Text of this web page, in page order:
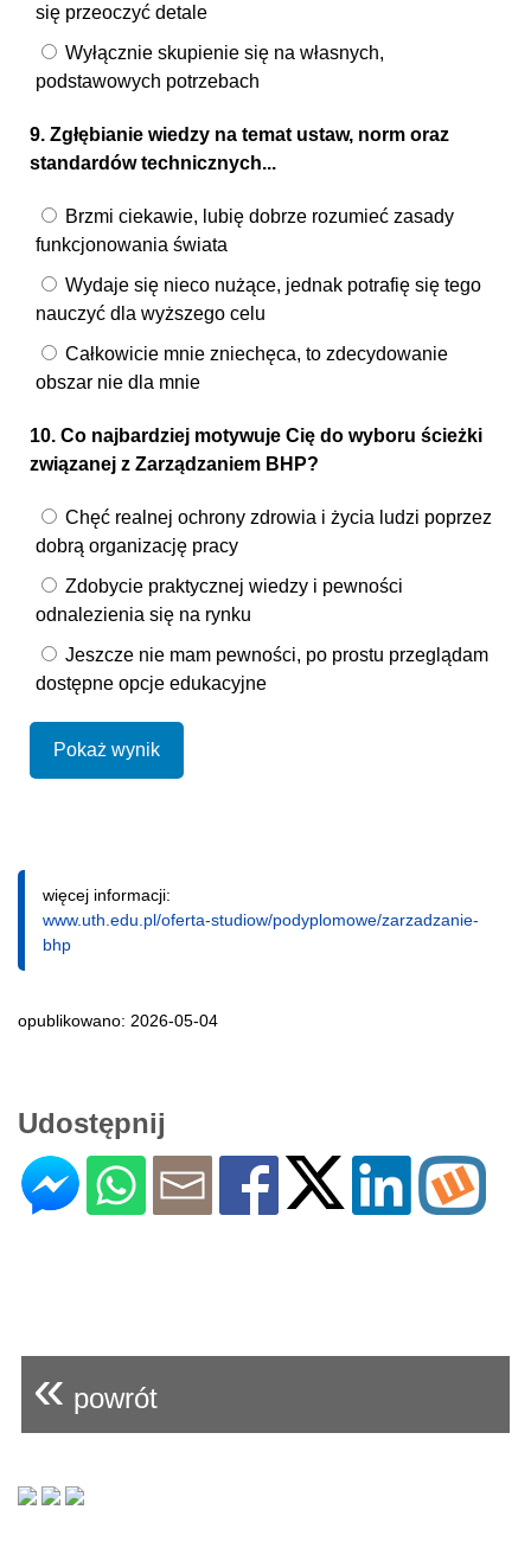
się przeoczyć detale
Wyłącznie skupienie się na własnych,
podstawowych potrzebach
9. Zgłębianie wiedzy na temat ustaw, norm oraz
standardów technicznych...
Brzmi ciekawie, lubię dobrze rozumieć zasady
funkcjonowania świata
Wydaje się nieco nużące, jednak potrafię się tego
nauczyć dla wyższego celu
Całkowicie mnie zniechęca, to zdecydowanie
obszar nie dla mnie
10. Co najbardziej motywuje Cię do wyboru ścieżki
związanej z Zarządzaniem BHP?
Chęć realnej ochrony zdrowia i życia ludzi poprzez
dobrą organizację pracy
Zdobycie praktycznej wiedzy i pewności
odnalezienia się na rynku
Jeszcze nie mam pewności, po prostu przeglądam
dostępne opcje edukacyjne
Pokaż wynik
więcej informacji:
www.uth.edu.pl/oferta-studiow/podyplomowe/zarzadzanie-
bhp
opublikowano: 2026-05-04
Udostępnij
« powrót